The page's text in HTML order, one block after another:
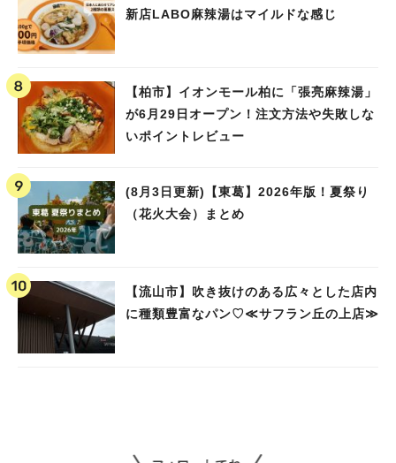
新店LABO麻辣湯はマイルドな感じ
【柏市】イオンモール柏に「張亮麻辣湯」
が6月29日オープン！注文方法や失敗しな
いポイントレビュー
(8月3日更新)【東葛】2026年版！夏祭り
（花火大会）まとめ
【流山市】吹き抜けのある広々とした店内
に種類豊富なパン♡≪サフラン丘の上店≫